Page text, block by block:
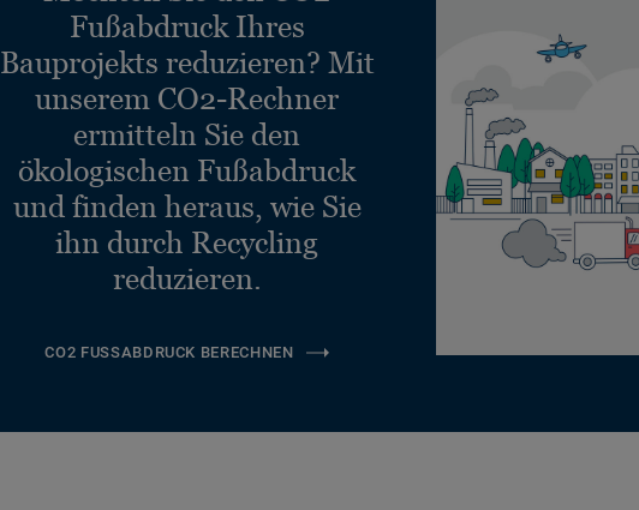
Fußabdruck Ihres
Bauprojekts reduzieren? Mit
unserem CO2-Rechner
ermitteln Sie den
ökologischen Fußabdruck
und finden heraus, wie Sie
ihn durch Recycling
reduzieren.
CO2 FUSSABDRUCK BERECHNEN